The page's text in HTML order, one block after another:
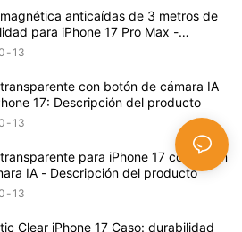
anticaídas de 3 metros de
para iPhone 17 Pro Max -
del producto
13
con botón de cámara IA
17: Descripción del producto
13
para iPhone 17 con botón
IA - Descripción del producto
13
Clear iPhone 17 Caso: durabilidad